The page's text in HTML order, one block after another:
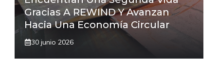
Gracias A REWIND Y Avanzan
Hacia Una Economía Circular
30 junio 2026